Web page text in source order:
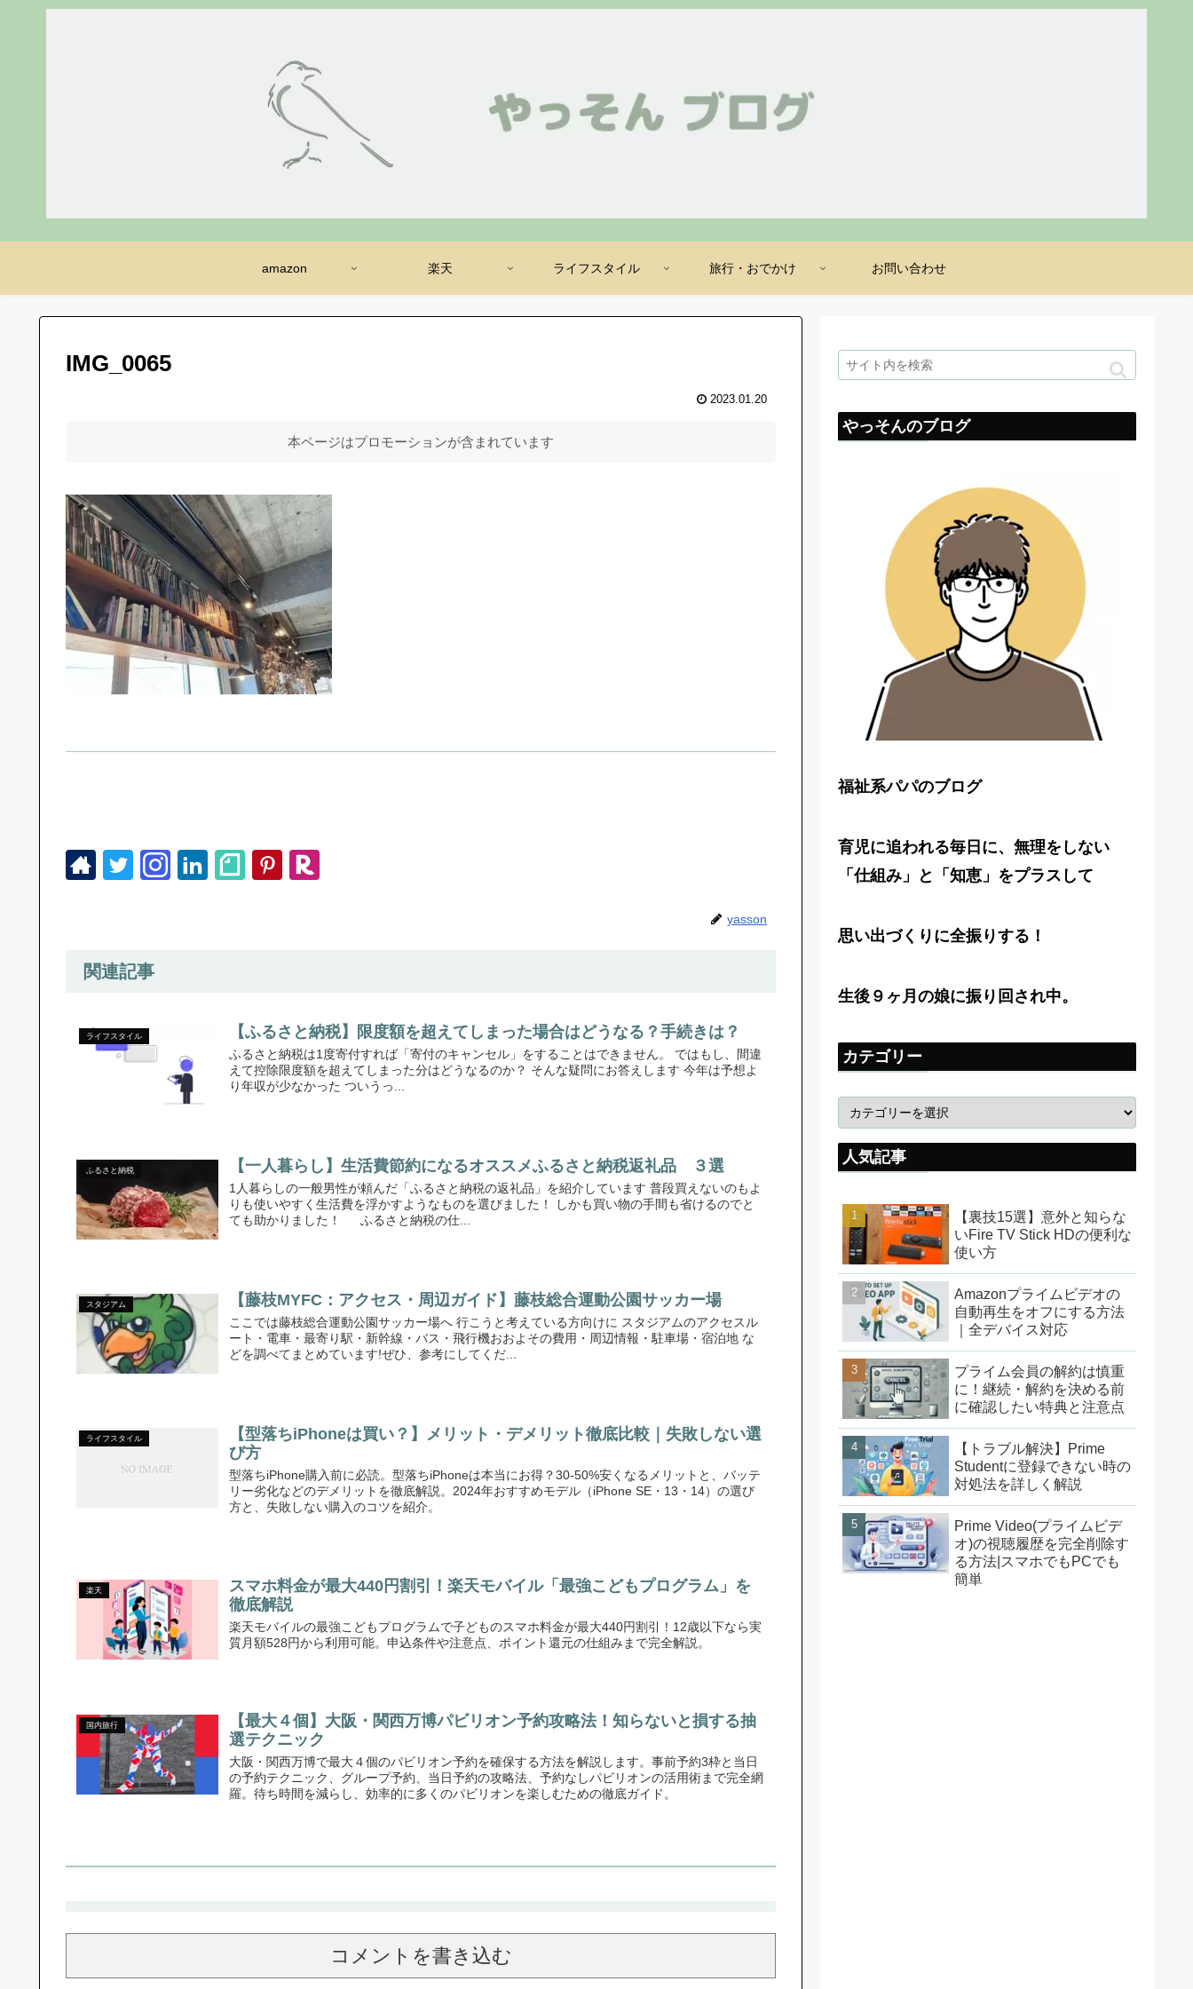
amazon 楽天 ライフスタイル 旅行・おでかけ お問い合わせ
IMG_0065
2023.01.20
本ページはプロモーションが含まれています
yasson
関連記事
ライフスタイル 【ふるさと納税】限度額を超えてしまった場合はどうなる？手続きは？
ふるさと納税は1度寄付すれば「寄付のキャンセル」をすることはできません。 ではもし、間違
えて控除限度額を超えてしまった分はどうなるのか？ そんな疑問にお答えします 今年は予想よ
り年収が少なかった ついうっ...
ふるさと納税 【一人暮らし】生活費節約になるオススメふるさと納税返礼品 ３選
1人暮らしの一般男性が頼んだ「ふるさと納税の返礼品」を紹介しています 普段買えないのもよ
りも使いやすく生活費を浮かすようなものを選びました！ しかも買い物の手間も省けるのでと
ても助かりました！ ふるさと納税の仕...
スタジアム 【藤枝MYFC：アクセス・周辺ガイド】藤枝総合運動公園サッカー場
ここでは藤枝総合運動公園サッカー場へ 行こうと考えている方向けに スタジアムのアクセスル
ート・電車・最寄り駅・新幹線・バス・飛行機おおよその費用・周辺情報・駐車場・宿泊地 な
どを調べてまとめています!ぜひ、参考にしてくだ...
ライフスタイル
【型落ちiPhoneは買い？】メリット・デメリット徹底比較｜失敗しない選
び方
型落ちiPhone購入前に必読。型落ちiPhoneは本当にお得？30-50%安くなるメリットと、バッテ
リー劣化などのデメリットを徹底解説。2024年おすすめモデル（iPhone SE・13・14）の選び
方と、失敗しない購入のコツを紹介。
楽天
スマホ料金が最大440円割引！楽天モバイル「最強こどもプログラム」を
徹底解説
楽天モバイルの最強こどもプログラムで子どものスマホ料金が最大440円割引！12歳以下なら実
質月額528円から利用可能。申込条件や注意点、ポイント還元の仕組みまで完全解説。
国内旅行
【最大４個】大阪・関西万博パビリオン予約攻略法！知らないと損する抽
選テクニック
大阪・関西万博で最大４個のパビリオン予約を確保する方法を解説します。事前予約3枠と当日
の予約テクニック、グループ予約、当日予約の攻略法、予約なしパビリオンの活用術まで完全網
羅。待ち時間を減らし、効率的に多くのパビリオンを楽しむための徹底ガイド。
コメントを書き込む
やっそんのブログ
福祉系パパのブログ
育児に追われる毎日に、無理をしない
「仕組み」と「知恵」をプラスして
思い出づくりに全振りする！
生後９ヶ月の娘に振り回され中。
カテゴリー
人気記事
【裏技15選】意外と知らな
いFire TV Stick HDの便利な
使い方
Amazonプライムビデオの
自動再生をオフにする方法
｜全デバイス対応
プライム会員の解約は慎重
に！継続・解約を決める前
に確認したい特典と注意点
【トラブル解決】Prime
Studentに登録できない時の
対処法を詳しく解説
Prime Video(プライムビデ
オ)の視聴履歴を完全削除す
る方法|スマホでもPCでも
簡単